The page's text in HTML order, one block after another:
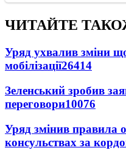
ЧИТАЙТЕ
Уряд ухвалив зміни
мобілізації26414
Зеленський зробив
переговори10076
Уряд змінив правила
консульствах за